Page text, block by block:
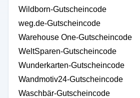
Wildborn-Gutscheincode
weg.de-Gutscheincode
Warehouse One-Gutscheincode
WeltSparen-Gutscheincode
Wunderkarten-Gutscheincode
Wandmotiv24-Gutscheincode
Waschbär-Gutscheincode